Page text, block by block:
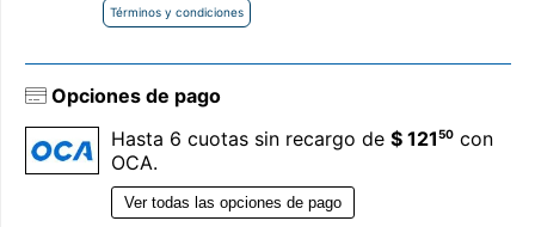
Términos y condiciones
Opciones de pago
Hasta 6 cuotas sin recargo de $ 12150 con
OCA.
Ver todas las opciones de pago